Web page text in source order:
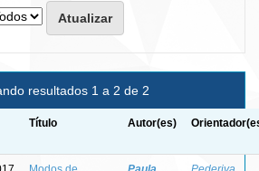
resultados 1 a 2 de 2
Título Autor(es)